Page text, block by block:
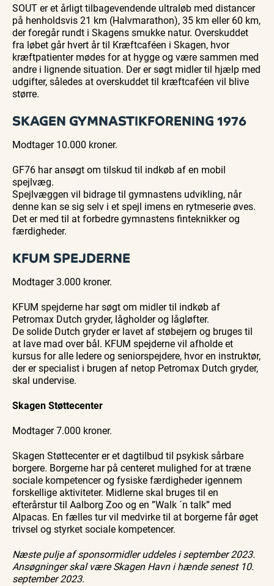
SOUT er et årligt tilbagevendende ultraløb med distancer
på henholdsvis 21 km (Halvmarathon), 35 km eller 60 km,
der foregår rundt i Skagens smukke natur. Overskuddet
fra løbet går hvert år til Kræftcaféen i Skagen, hvor
kræftpatienter mødes for at hygge og være sammen med
andre i lignende situation. Der er søgt midler til hjælp med
udgifter, således at overskuddet til kræftcaféen vil blive
større.
SKAGEN GYMNASTIKFORENING 1976
Modtager 10.000 kroner.
GF76 har ansøgt om tilskud til indkøb af en mobil
spejlvæg.
Spejlvæggen vil bidrage til gymnastens udvikling, når
denne kan se sig selv i et spejl imens en rytmeserie øves.
Det er med til at forbedre gymnastens finteknikker og
færdigheder.
KFUM SPEJDERNE
Modtager 3.000 kroner.
KFUM spejderne har søgt om midler til indkøb af
Petromax Dutch gryder, lågholder og lågløfter.
De solide Dutch gryder er lavet af støbejern og bruges til
at lave mad over bål. KFUM spejderne vil afholde et
kursus for alle ledere og seniorspejdere, hvor en instruktør,
der er specialist i brugen af netop Petromax Dutch gryder,
skal undervise.
Skagen Støttecenter
Modtager 7.000 kroner.
Skagen Støttecenter er et dagtilbud til psykisk sårbare
borgere. Borgerne har på centeret mulighed for at træne
sociale kompetencer og fysiske færdigheder igennem
forskellige aktiviteter. Midlerne skal bruges til en
efterårstur til Aalborg Zoo og en ”Walk ´n talk” med
Alpacas. En fælles tur vil medvirke til at borgerne får øget
trivsel og styrket sociale kompetencer.
Næste pulje af sponsormidler uddeles i september 2023.
Ansøgninger skal være Skagen Havn i hænde senest 10.
september 2023.